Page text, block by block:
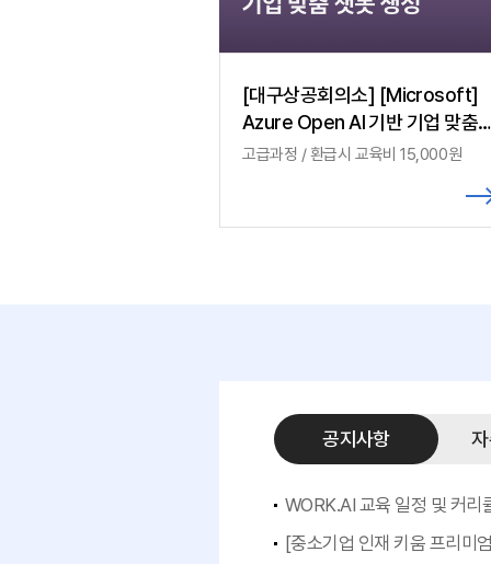
[대구상공회의소] [Microsoft]
Azure Open Al 기반 기업 맞춤
챗봇 생성
고급과정 / 환급시 교육비 15,000원
공지사항
WORK.AI 교육 일정 및 커리
[중소기업 인재 키움 프리미